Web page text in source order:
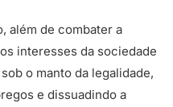
além de combater a
interesses da sociedade
o manto da legalidade,
e dissuadindo a